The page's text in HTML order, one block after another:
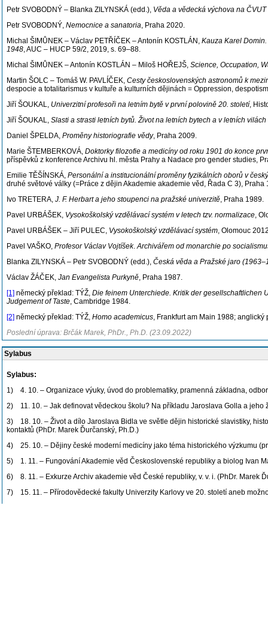
Petr SVOBODNÝ – Blanka ZILYNSKÁ (edd.), Věda a vědecká výchova na
Petr SVOBODNÝ, Nemocnice a sanatoria, Praha 2020.
Michal ŠIMŮNEK – Václav PETŘÍČEK – Antonín KOSTLÁN, Kauza Karel
1948, AUC – HUCP 59/2, 2019, s. 69–88.
Michal ŠIMŮNEK – Antonín KOSTLÁN – Miloš HOŘEJŠ, Science, Occupation,
Martin ŠOLC – Tomáš W. PAVLÍČEK, Cesty československých astronomů k
despocie a totalitarismus v kultuře a kulturních dějinách = Oppression,
Jiří ŠOUKAL, Univerzitní profesoři na letním bytě v první polovině 20. století,
Jiří ŠOUKAL, Slasti a strasti letních bytů. Život na letních bytech a v letních
Daniel ŠPELDA, Proměny historiografie vědy, Praha 2009.
Marie ŠTEMBERKOVÁ, Doktorky filozofie a medicíny od roku 1901 do konce
příspěvků z konference Archivu hl. města Prahy a Nadace pro gender studies,
Emilie TĚŠÍNSKÁ, Personální a institucionální proměny fyzikálních oborů v
druhé světové války (=Práce z dějin Akademie akademie věd, Řada C 3), Praha
Ivo TRETERA, J. F. Herbart a jeho stoupenci na pražské univerzitě, Praha 1989.
Pavel URBÁŠEK, Vysokoškolský vzdělávací systém v letech tzv. normalizace,
Pavel URBÁŠEK – Jiří PULEC, Vysokoškolský vzdělávací systém, Olomouc
Pavel VAŠKO, Profesor Václav Vojtíšek.Archivářem od monarchie po
Blanka ZILYNSKÁ – Petr SVOBODNÝ (edd.), Česká věda a Pražské jaro (1963–
Václav ŽÁČEK, Jan Evangelista Purkyně, Praha 1987.
[1] německý překlad: TÝŽ, Die feinem Unterchiede. Kritik der gesellschaftlichen
Judgement of Taste, Cambridge 1984.
[2] německý překlad: TÝŽ, Homo academicus, Frankfurt am Main 1988; anglický
Poslední úprava: Brčák Marek, PhDr., Ph.D. (23.09.2022)
Sylabus
Sylabus:
1) 4. 10. – Organizace výuky, úvod do problematiky, pramenná základna,
2) 11. 10. – Jak definovat vědeckou školu? Na příkladu Jaroslava Golla a jeho
3) 18. 10. – Život a dílo Jaroslava Bidla ve světle dějin historické slavistiky,
kontaktů (PhDr. Marek Ďurčanský, Ph.D.)
4) 25. 10. – Dějiny české moderní medicíny jako téma historického výzkumu
5) 1. 11. – Fungování Akademie věd Československé republiky a biolog Ivan
6) 8. 11. – Exkurze Archiv akademie věd České republiky, v. v. i. (PhDr. Marek
7) 15. 11. – Přírodovědecké fakulty Univerzity Karlovy ve 20. století aneb